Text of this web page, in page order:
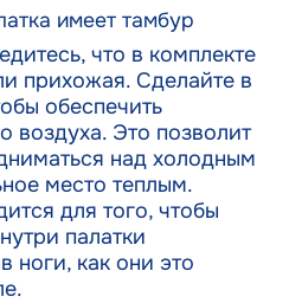
имеет тамбур
что в комплекте
прихожая. Сделайте в
обеспечить
воздуха. Это позволит
над холодным
место теплым.
для того, чтобы
палатки
ноги, как они это